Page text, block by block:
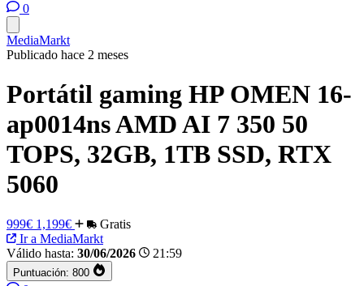
0
MediaMarkt
Publicado hace 2 meses
Portátil gaming HP OMEN 16-
ap0014ns AMD AI 7 350 50
TOPS, 32GB, 1TB SSD, RTX
5060
999€ 1,199€
Gratis
Ir a MediaMarkt
Válido hasta: 30/06/2026 21:59
Puntuación: 800